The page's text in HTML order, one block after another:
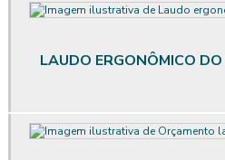
Avaliação de posto de trabalho
Avaliação quantitativa agentes
LAUDO ERGONÔMICO